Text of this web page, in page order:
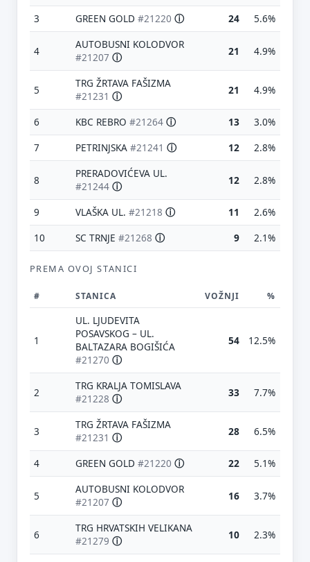
3 GREEN GOLD #21220 ⓘ 24 5.6%
4
AUTOBUSNI KOLODVOR
#21207 ⓘ 21 4.9%
5
TRG ŽRTAVA FAŠIZMA
#21231 ⓘ 21 4.9%
6 KBC REBRO #21264 ⓘ 13
3.0%
7
PETRINJSKA #21241 ⓘ 12 2.8%
8
PRERADOVIĆEVA UL.
#21244 ⓘ 12 2.8%
9 VLAŠKA UL. #21218 ⓘ 11
2.6%
10
SC TRNJE #21268 ⓘ 9 2.1%
PREMA OVOJ STANICI
# STANICA VOŽNJI %
1
UL. LJUDEVITA
POSAVSKOG – UL.
BALTAZARA BOGIŠIĆA
#21270 ⓘ
54 12.5%
2
TRG KRALJA TOMISLAVA
#21228 ⓘ 33 7.7%
3
TRG ŽRTAVA FAŠIZMA
#21231 ⓘ 28 6.5%
4 GREEN GOLD #21220 ⓘ 22 5.1%
5
AUTOBUSNI KOLODVOR
#21207 ⓘ 16 3.7%
6
TRG HRVATSKIH VELIKANA
#21279 ⓘ 10 2.3%